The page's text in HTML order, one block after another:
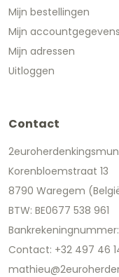
Mijn bestellingen
Mijn accountgegevens
Mijn adressen
Uitloggen
Contact
Korenbloemstraat 13
8790 Waregem
BTW: BE0677 538 961
Contact: +32 497 46